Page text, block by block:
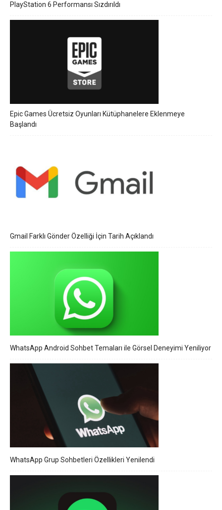
PlayStation 6 Performansı Sızdırıldı
Epic Games Ücretsiz Oyunları Kütüphanelere Eklenmeye
Başlandı
Gmail Farklı Gönder Özelliği İçin Tarih Açıklandı
WhatsApp Android Sohbet Temaları ile Görsel Deneyimi Yeniliyor
WhatsApp Grup Sohbetleri Özellikleri Yenilendi